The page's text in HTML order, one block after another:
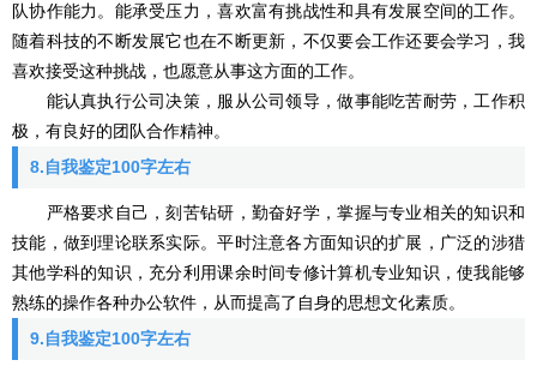
队协作能力。能承受压力，喜欢富有挑战性和具有发展空间的工作。
随着科技的不断发展它也在不断更新，不仅要会工作还要会学习，我
喜欢接受这种挑战，也愿意从事这方面的工作。
能认真执行公司决策，服从公司领导，做事能吃苦耐劳，工作积
极，有良好的团队合作精神。
8.自我鉴定100字左右
严格要求自己，刻苦钻研，勤奋好学，掌握与专业相关的知识和
技能，做到理论联系实际。平时注意各方面知识的扩展，广泛的涉猎
其他学科的知识，充分利用课余时间专修计算机专业知识，使我能够
熟练的操作各种办公软件，从而提高了自身的思想文化素质。
9.自我鉴定100字左右